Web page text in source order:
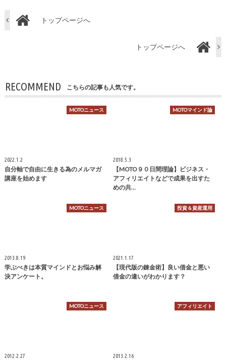
トップページへ
トップページへ
RECOMMEND こちらの記事も人気です。
MOTOニュース
2022.1.2
自分軸で自由に生きる為のメルマガ
講座を始めます
MOTOマインド論
2018.5.3
【MOTO９０日間理論】ビジネス・
アフィリエイトなどで成果を出すた
めの共…
MOTOニュース
2013.8.19
学ぶべきは本質マインドとお悩み解
決アンケート。
投資＆資産運用
2021.1.17
【現代版の錬金術】良い借金と悪い
借金の違いがわかります？
MOTOニュース
2012.2.27
アフィリエイト
2013.2.16